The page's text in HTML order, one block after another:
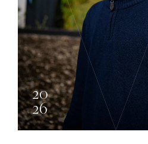
20
26